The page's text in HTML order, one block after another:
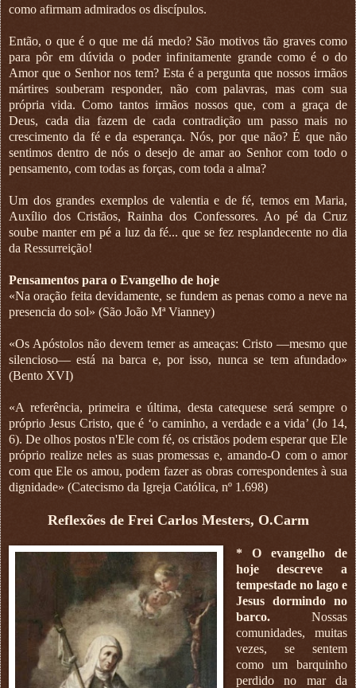
como afirmam admirados os discípulos.
Então, o que é o que me dá medo? São motivos tão graves como
para pôr em dúvida o poder infinitamente grande como é o do
Amor que o Senhor nos tem? Esta é a pergunta que nossos irmãos
mártires souberam responder, não com palavras, mas com sua
própria vida. Como tantos irmãos nossos que, com a graça de
Deus, cada dia fazem de cada contradição um passo mais no
crescimento da fé e da esperança. Nós, por que não? É que não
sentimos dentro de nós o desejo de amar ao Senhor com todo o
pensamento, com todas as forças, com toda a alma?
Um dos grandes exemplos de valentia e de fé, temos em Maria,
Auxílio dos Cristãos, Rainha dos Confessores. Ao pé da Cruz
soube manter em pé a luz da fé... que se fez resplandecente no dia
da Ressurreição!
Pensamentos para o Evangelho de hoje
«Na oração feita devidamente, se fundem as penas como a neve na
presencia do sol» (São João Mª Vianney)
«Os Apóstolos não devem temer as ameaças: Cristo —mesmo que
silencioso— está na barca e, por isso, nunca se tem afundado»
(Bento XVI)
«A referência, primeira e última, desta catequese será sempre o
próprio Jesus Cristo, que é ‘o caminho, a verdade e a vida’ (Jo 14,
6). De olhos postos n'Ele com fé, os cristãos podem esperar que Ele
próprio realize neles as suas promessas e, amando-O com o amor
com que Ele os amou, podem fazer as obras correspondentes à sua
dignidade» (Catecismo da Igreja Católica, nº 1.698)
Reflexões de Frei Carlos Mesters, O.Carm
* O evangelho de
hoje descreve a
tempestade no lago e
Jesus dormindo no
barco.Nossas
comunidades, muitas
vezes, se sentem
como um barquinho
perdido no mar da